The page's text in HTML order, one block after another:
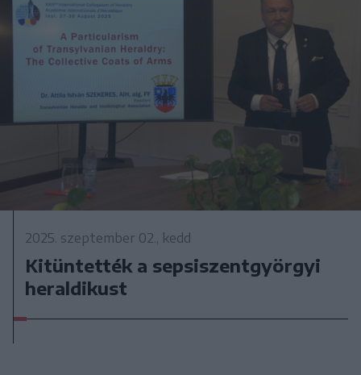
2025. szeptember 02., kedd
Kitüntették a sepsiszentgyörgyi
heraldikust